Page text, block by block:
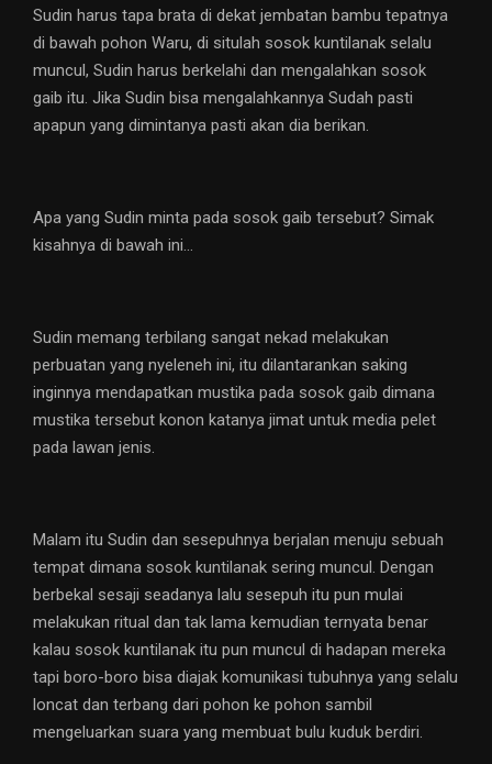
Sudin harus tapa brata di dekat jembatan bambu tepatnya
di bawah pohon Waru, di situlah sosok kuntilanak selalu
muncul, Sudin harus berkelahi dan mengalahkan sosok
gaib itu. Jika Sudin bisa mengalahkannya Sudah pasti
apapun yang dimintanya pasti akan dia berikan.
Apa yang Sudin minta pada sosok gaib tersebut? Simak
kisahnya di bawah ini…
Sudin memang terbilang sangat nekad melakukan
perbuatan yang nyeleneh ini, itu dilantarankan saking
inginnya mendapatkan mustika pada sosok gaib dimana
mustika tersebut konon katanya jimat untuk media pelet
pada lawan jenis.
Malam itu Sudin dan sesepuhnya berjalan menuju sebuah
tempat dimana sosok kuntilanak sering muncul. Dengan
berbekal sesaji seadanya lalu sesepuh itu pun mulai
melakukan ritual dan tak lama kemudian ternyata benar
kalau sosok kuntilanak itu pun muncul di hadapan mereka
tapi boro-boro bisa diajak komunikasi tubuhnya yang selalu
loncat dan terbang dari pohon ke pohon sambil
mengeluarkan suara yang membuat bulu kuduk berdiri.